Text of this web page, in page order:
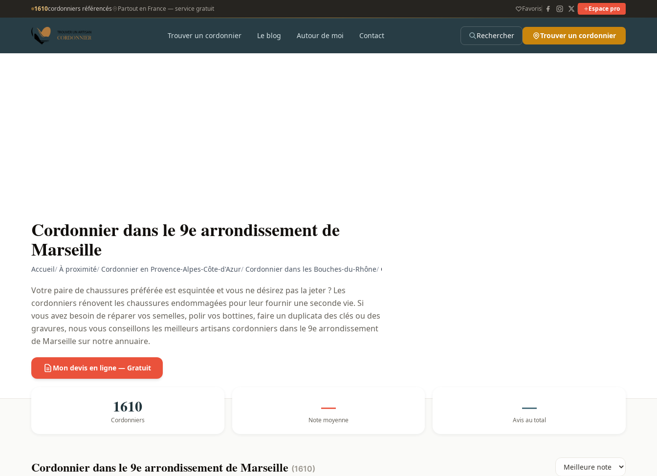
1610cordonniers référencés Partout en France — service gratuit Favoris Espace pro
Trouver un cordonnier Le blog Autour de moi Contact Rechercher Trouver un cordonnier
Cordonnier dans le 9e arrondissement de
Marseille
Accueil/ À proximité/ Cordonnier en Provence-Alpes-Côte-d'Azur/ Cordonnier dans les Bouches-du-Rhône/ Cordonnier dans le 9e arrondissement de Marseille
Votre paire de chaussures préférée est esquintée et vous ne désirez pas la jeter ? Les
cordonniers rénovent les chaussures endommagées pour leur fournir une seconde vie. Si
vous avez besoin de réparer vos semelles, polir vos bottines, faire un duplicata des clés ou des
gravures, nous vous conseillons les meilleurs artisans cordonniers dans le 9e arrondissement
de Marseille sur notre annuaire.
Mon devis en ligne — Gratuit
1610
Cordonniers
—
Note moyenne
—
Avis au total
Cordonnier dans le 9e arrondissement de Marseille (1610)